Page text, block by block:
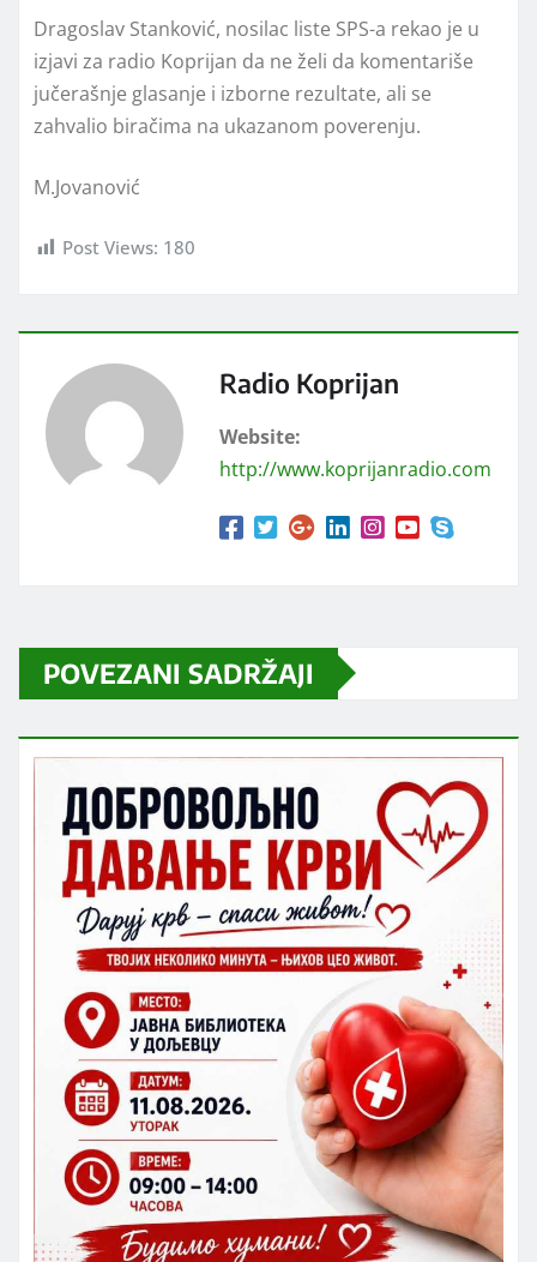
Dragoslav Stanković, nosilac liste SPS-a rekao je u
izjavi za radio Koprijan da ne želi da komentariše
jučerašnje glasanje i izborne rezultate, ali se
zahvalio biračima na ukazanom poverenju.
M.Jovanović
Post Views: 180
Radio Koprijan
Website:
http://www.koprijanradio.com
POVEZANI SADRŽAJI